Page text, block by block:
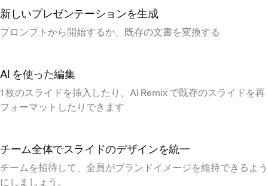
新しいプレゼンテーションを生成
プロンプトから開始するか、既存の文書を変換する
AI を使った編集
1 枚のスライドを挿入したり、AI Remix で既存のスライドを再
フォーマットしたりできます
チーム全体でスライドのデザインを統一
チームを招待して、全員がブランドイメージを維持できるよう
にしましょう。